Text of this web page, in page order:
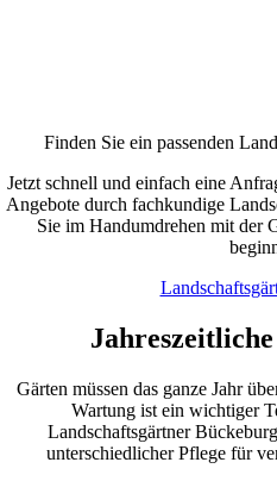
Finden Sie ein passenden
Jetzt schnell und einfach eine
Angebote durch fachkundige
Sie im Handumdrehen mit der
Gärten müssen das ganze Jahr
Wartung ist ein wichtiger
Landschaftsgärtner
unterschiedlicher Pflege für